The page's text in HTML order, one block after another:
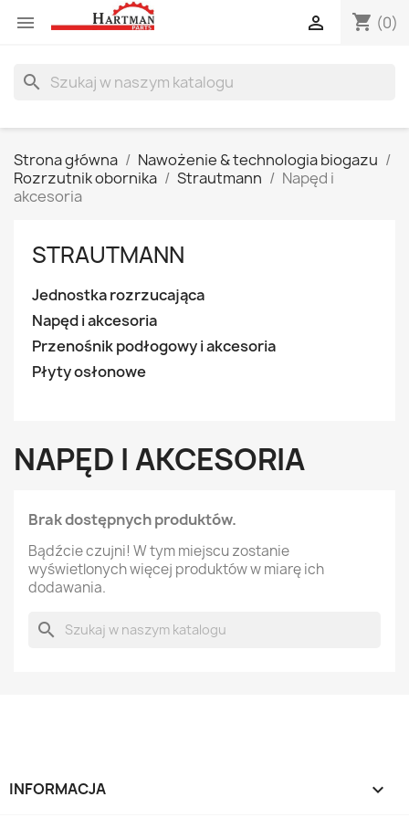
 shopping_cart (0)

search
Strona główna
Nawożenie & technologia biogazu
Rozrzutnik obornika
Strautmann
Napęd i
akcesoria
STRAUTMANN
Jednostka rozrzucająca
Napęd i akcesoria
Przenośnik podłogowy i akcesoria
Płyty osłonowe
NAPĘD I AKCESORIA
Brak dostępnych produktów.
Bądźcie czujni! W tym miejscu zostanie
wyświetlonych więcej produktów w miarę ich
dodawania.
search
INFORMACJA 